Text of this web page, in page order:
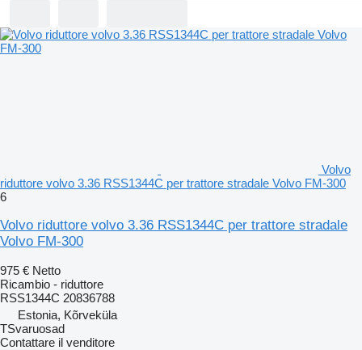
Volvo
riduttore volvo 3.36 RSS1344C per trattore stradale Volvo FM-300
6
Volvo riduttore volvo 3.36 RSS1344C per trattore stradale
Volvo FM-300
975 € Netto
Ricambio - riduttore
RSS1344C 20836788
Estonia, Kõrveküla
TSvaruosad
Contattare il venditore